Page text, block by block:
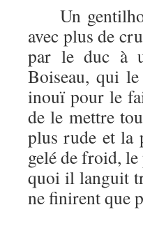
Un
avec plus de
par le duc à
Boiseau, qui
inouï pour le
de le mettre
plus rude et la
gelé de froid,
quoi il languit
ne finirent que